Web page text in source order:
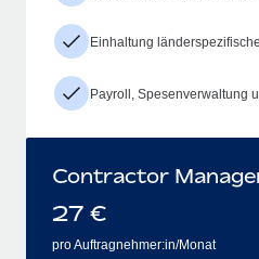
Einhaltung
Payroll, Spesenverwaltung
Contractor
27 €
pro Auftragnehmer:in/Monat